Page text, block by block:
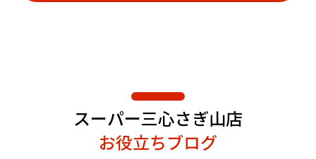
スーパー三心さぎ山店
お役立ちブログ